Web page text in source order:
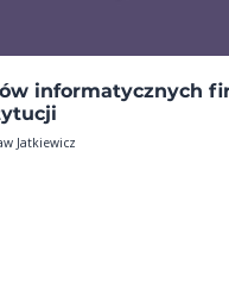
informatycznych
Jatkiewicz